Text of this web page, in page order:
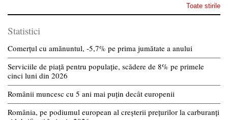
Toate stirile
Statistici
Comerțul cu amănuntul, -5,7% pe prima jumătate a anului
Serviciile de piață pentru populație, scădere de 8% pe primele
cinci luni din 2026
Românii muncesc cu 5 ani mai puțin decât europenii
România, pe podiumul european al creșterii prețurilor la carburanți